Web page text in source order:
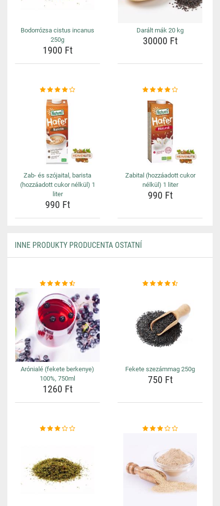
Bodorrózsa cistus incanus
250g
1900 Ft
Darált mák 20 kg
30000 Ft
Zab- és szójaital, barista
(hozzáadott cukor nélkül) 1
liter
990 Ft
Zabital (hozzáadott cukor
nélkül) 1 liter
990 Ft
INNE PRODUKTY PRODUCENTA OSTATNÍ
Arónialé (fekete berkenye)
100%, 750ml
1260 Ft
Fekete szezámmag 250g
750 Ft